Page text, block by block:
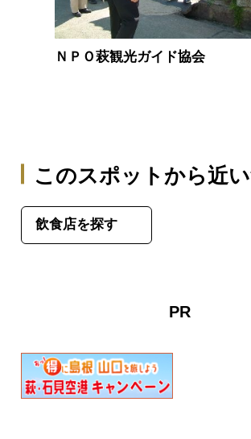
ＮＰＯ萩観光ガイド協会
このスポットから近
飲食店を探す
PR